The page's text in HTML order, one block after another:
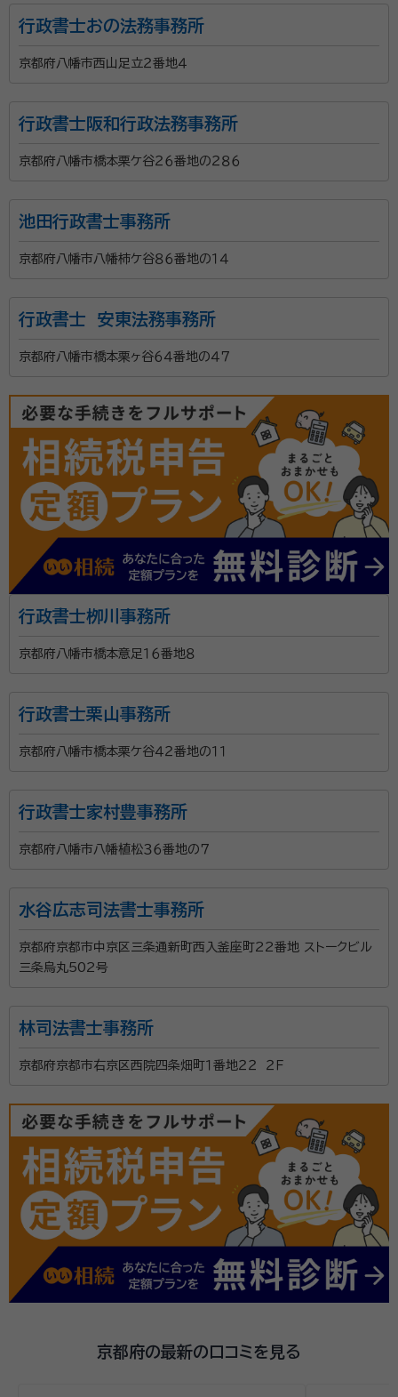
行政書士おの法務事務所
京都府八幡市西山足立２番地４
行政書士阪和行政法務事務所
京都府八幡市橋本栗ケ谷２６番地の２８６
池田行政書士事務所
京都府八幡市八幡柿ケ谷８６番地の１４
行政書士 安東法務事務所
京都府八幡市橋本栗ヶ谷６４番地の４７
行政書士栁川事務所
京都府八幡市橋本意足１６番地８
行政書士栗山事務所
京都府八幡市橋本栗ケ谷４２番地の１１
行政書士家村豊事務所
京都府八幡市八幡植松３６番地の７
水谷広志司法書士事務所
京都府京都市中京区三条通新町西入釜座町22番地 ストークビル
三条烏丸502号
林司法書士事務所
京都府京都市右京区西院四条畑町１番地２２ ２Ｆ
京都府の最新の口コミを見る